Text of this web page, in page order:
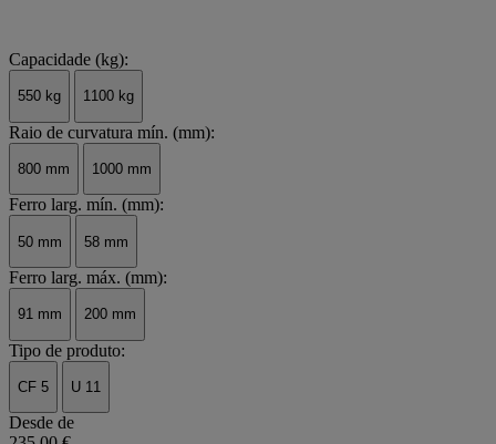
Capacidade (kg):
550 kg 1100 kg
Raio de curvatura mín. (mm):
800 mm 1000 mm
Ferro larg. mín. (mm):
50 mm 58 mm
Ferro larg. máx. (mm):
91 mm 200 mm
Tipo de produto:
CF 5 U 11
Desde de